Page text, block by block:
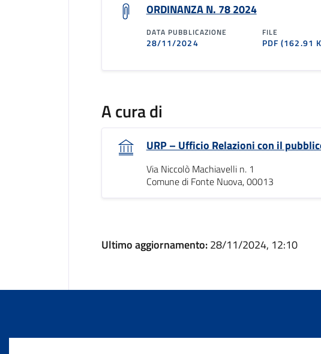
ORDINANZA N. 78 2024
DATA PUBBLICAZIONE
28/11/2024
FILE
PDF(162.91
A cura di
URP – Ufficio Relazioni con il
Via Niccolò Machiavelli n. 1
Comune di Fonte Nuova, 00013
Ultimo aggiornamento:28/11/2024, 12:10